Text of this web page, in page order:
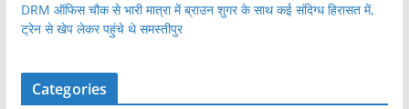
DRM ऑफिस चौक से भारी मात्रा में ब्राउन शुगर के साथ कई संदिग्ध हिरासत में,
ट्रेन से खेप लेकर पहुंचे थे समस्तीपुर
Categories